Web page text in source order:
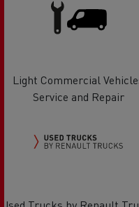
Light Commercial
Service and Repair